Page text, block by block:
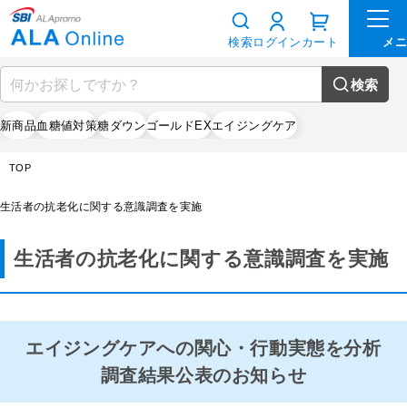
検索
新商品血糖値対策糖ダウンゴールドEXエイジングケア
検索ログイン カート
TOP
生活者の抗老化に関する意識調査を実施
生活者の抗老化に関する意識調査を実施
エイジングケアへの関心・行動実態を分析
調査結果公表のお知らせ